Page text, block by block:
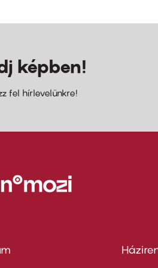
képben!
fel hírlevelünkre!